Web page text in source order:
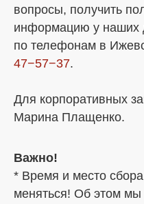
вопросы, получить
информацию у наших
по телефонам в
47−57−37.
Для корпоративных
Марина Плащенко.
Важно!
* Время и место
меняться! Об этом